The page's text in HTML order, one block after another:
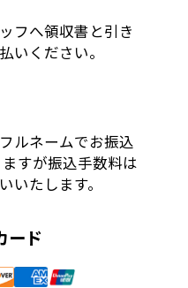
フへ領収書と引き
いください。
ルネームでお振込
すが振込手数料は
いたします。
ード